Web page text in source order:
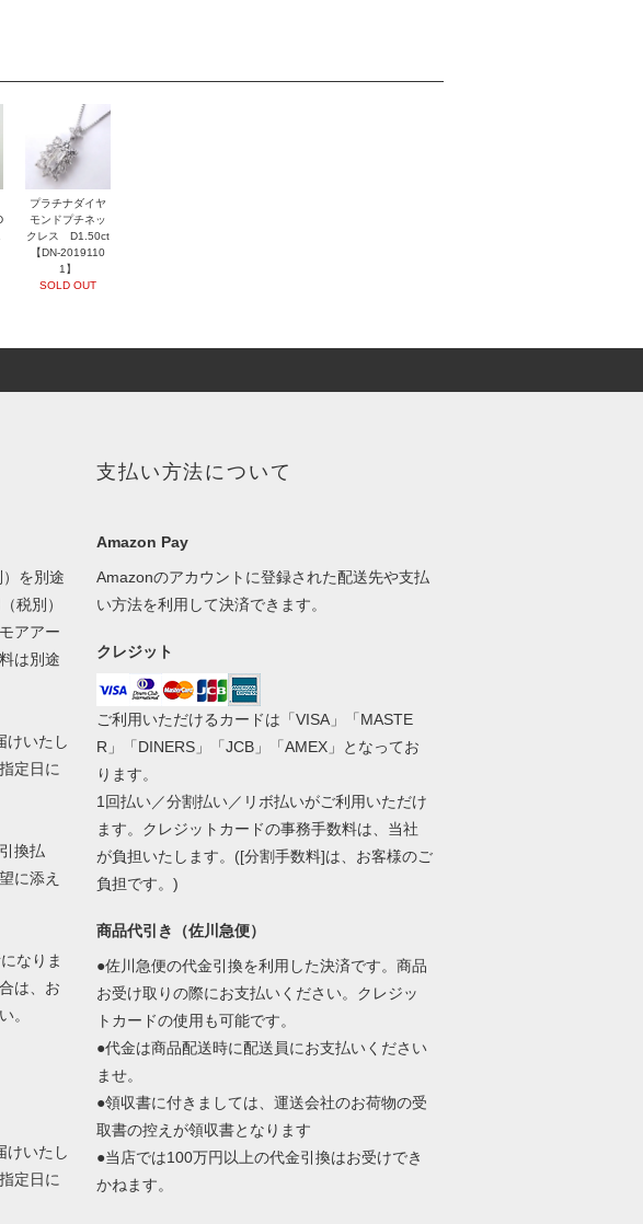
プラチナダイヤ
モンドプチネッ
クレス D1.50ct
【DN-2019110
1】
SOLD OUT
を別途
税別）
アアー
は別途
けいたし
定日に
換払
に添え
なりま
は、お
。
けいたし
定日に
支払い方法について
Amazon Pay
Amazonのアカウントに登録された配送先や支払
い方法を利用して決済できます。
クレジット
ご利用いただけるカードは「VISA」「MASTE
R」「DINERS」「JCB」「AMEX」となってお
ります。
1回払い／分割払い／リボ払いがご利用いただけ
ます。クレジットカードの事務手数料は、当社
が負担いたします。([分割手数料]は、お客様のご
負担です。)
商品代引き（佐川急便）
●佐川急便の代金引換を利用した決済です。商品
お受け取りの際にお支払いください。クレジッ
トカードの使用も可能です。
●代金は商品配送時に配送員にお支払いください
ませ。
●領収書に付きましては、運送会社のお荷物の受
取書の控えが領収書となります
●当店では100万円以上の代金引換はお受けでき
かねます。